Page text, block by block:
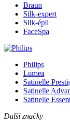
Braun
Silk-expert
Silk-épil
FaceSpa
Philips
Lumea
Satinelle
Satinelle
Satinelle
Další značky